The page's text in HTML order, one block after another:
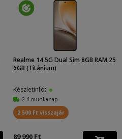
Realme 14 5G Dual Sim 8GB RAM 25
6GB (Titánium)
Készletinfó:
2-4 munkanap
2 500 Ft visszajár
89 990 Ft